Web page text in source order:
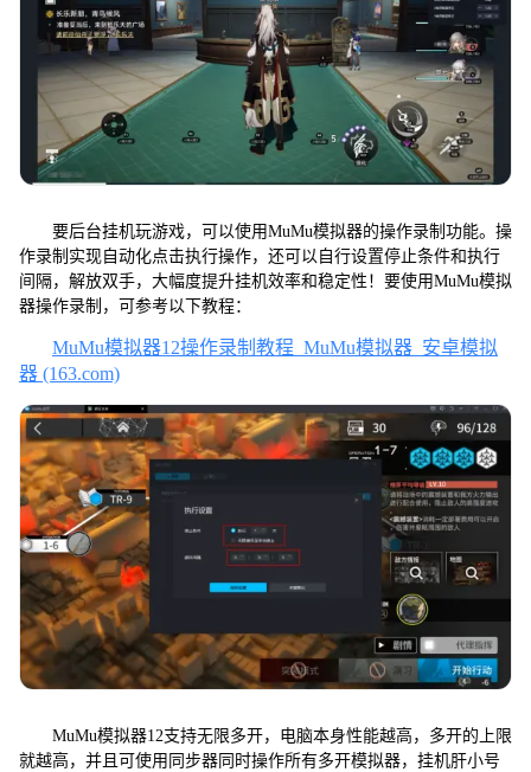
要后台挂机玩游戏，可以使用MuMu模拟器的操作录制功能。操
作录制实现自动化点击执行操作，还可以自行设置停止条件和执行
间隔，解放双手，大幅度提升挂机效率和稳定性！要使用MuMu模拟
器操作录制，可参考以下教程：
MuMu模拟器12操作录制教程_MuMu模拟器_安卓模拟
器 (163.com)
MuMu模拟器12支持无限多开，电脑本身性能越高，多开的上限
就越高，并且可使用同步器同时操作所有多开模拟器，挂机肝小号